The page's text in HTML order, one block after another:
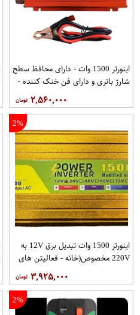
اینورتر 1500 وات - دارای محافظ سطح
شارژ باتری و دارای فن خنک کننده -
دارای یک خروجی USB - پاور اینورتر از
۲,۵۶۰,۰۰۰
2%
اینورتر 1500 وات تبدیل برق 12V به
220V مخصوص(خانه - فعالیتن های
بیرونی - سفر - خودرو) کد DK-L1500
از برند دیپ کینگ ۳,۹۲۵,۰۰۰
2%